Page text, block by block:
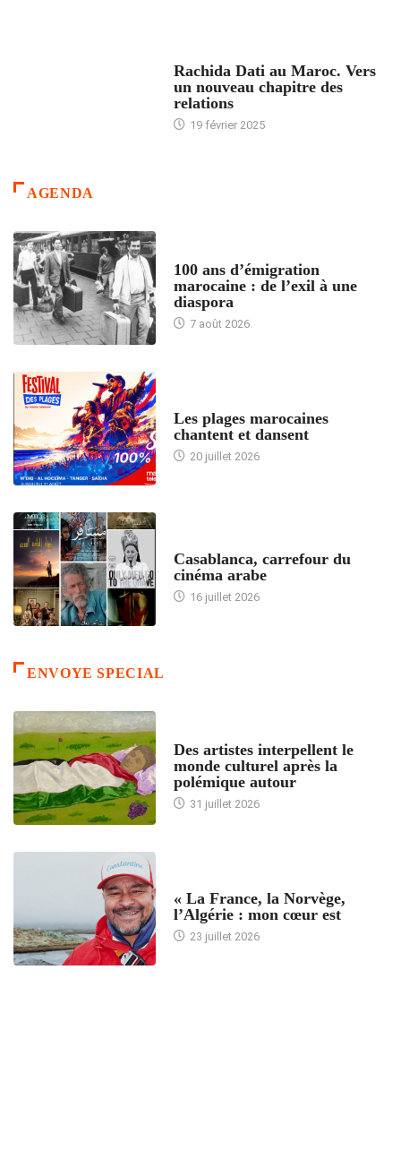
Rachida Dati au Maroc. Vers
un nouveau chapitre des
relations
19 février 2025
AGENDA
100 ans d’émigration
marocaine : de l’exil à une
diaspora
7 août 2026
Les plages marocaines
chantent et dansent
20 juillet 2026
Casablanca, carrefour du
cinéma arabe
16 juillet 2026
ENVOYE SPECIAL
Des artistes interpellent le
monde culturel après la
polémique autour
31 juillet 2026
« La France, la Norvège,
l’Algérie : mon cœur est
23 juillet 2026